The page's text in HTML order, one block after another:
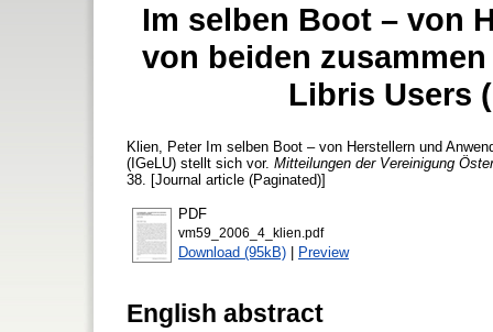
Im selben Boot – von
von beiden
Libris Users
Klien, PeterIm selben Boot – von Herstellern und
(IGeLU) stellt sich vor. Mitteilungen der Vereinigung
38. [Journal article (Paginated)]
PDF
vm59_2006_4_klien.pdf
Download (95kB) | Preview
English abstract